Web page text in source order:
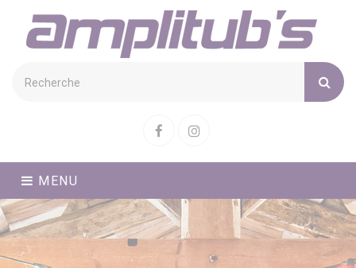
FacebookInstagram
MENU
Cookies management panel